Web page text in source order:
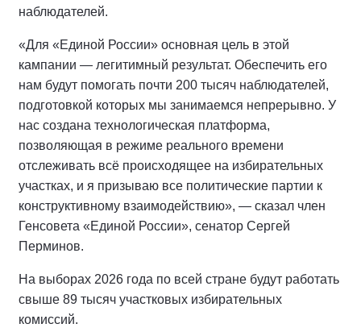
наблюдателей.
«Для «Единой России» основная цель в этой
кампании — легитимный результат. Обеспечить его
нам будут помогать почти 200 тысяч наблюдателей,
подготовкой которых мы занимаемся непрерывно. У
нас создана технологическая платформа,
позволяющая в режиме реального времени
отслеживать всё происходящее на избирательных
участках, и я призываю все политические партии к
конструктивному взаимодействию», — сказал член
Генсовета «Единой России», сенатор Сергей
Перминов.
На выборах 2026 года по всей стране будут работать
свыше 89 тысяч участковых избирательных
комиссий.